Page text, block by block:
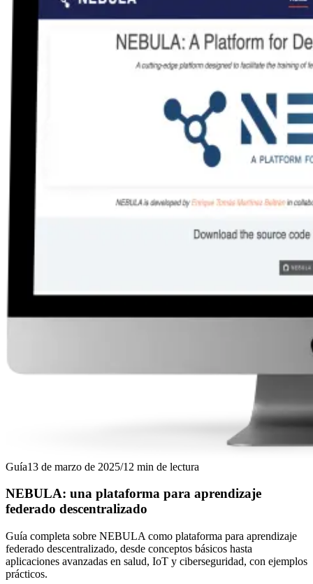
Guía13 de marzo de 2025/12 min de lectura
NEBULA: una plataforma para aprendizaje
federado descentralizado
Guía completa sobre NEBULA como plataforma para aprendizaje
federado descentralizado, desde conceptos básicos hasta
aplicaciones avanzadas en salud, IoT y ciberseguridad, con ejemplos
prácticos.